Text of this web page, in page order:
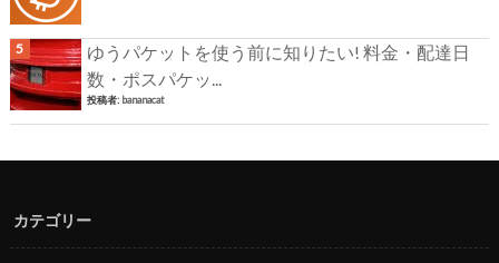
ゆうパケットを使う前に知りたい! 料金・配達日
数・ポスパケッ...
投稿者: bananacat
カテゴリー